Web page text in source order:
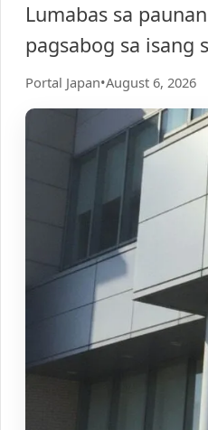
Lumabas sa
pagsabog sa isang
Portal Japan•August 6, 2026